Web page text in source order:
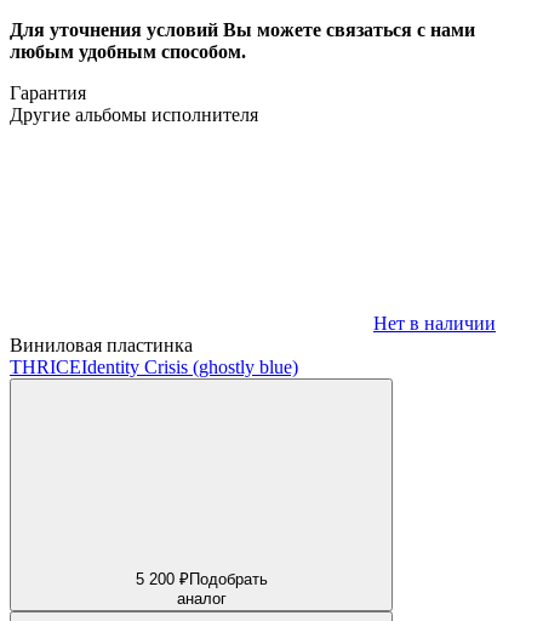
Для уточнения условий Вы можете связаться с нами
любым удобным способом.
Гарантия
Другие альбомы исполнителя
Нет в наличии
Виниловая пластинка
THRICEIdentity Crisis (ghostly blue)
5 200 ₽Подобрать
аналог